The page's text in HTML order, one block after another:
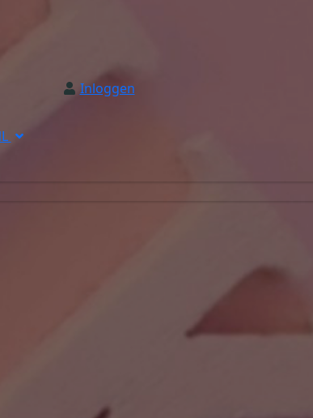
Inloggen